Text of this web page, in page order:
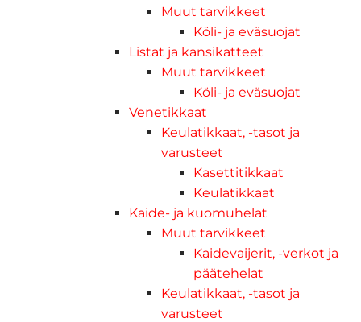
Muut tarvikkeet
Köli- ja eväsuojat
Listat ja kansikatteet
Muut tarvikkeet
Köli- ja eväsuojat
Venetikkaat
Keulatikkaat, -tasot ja
varusteet
Kasettitikkaat
Keulatikkaat
Kaide- ja kuomuhelat
Muut tarvikkeet
Kaidevaijerit, -verkot ja
päätehelat
Keulatikkaat, -tasot ja
varusteet